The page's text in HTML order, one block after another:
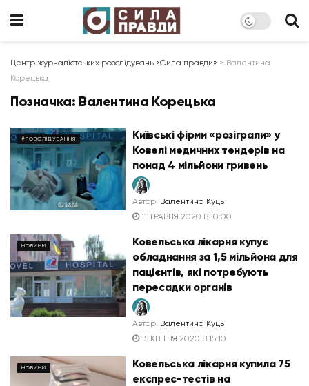
Центр журналістських розслідувань «Сила правди» > Валентина
Корецька
Позначка: Валентина Корецька
#РОЗСЛІДУВАННЯ
Київські фірми «розіграли» у
Ковелі медичних тендерів на
понад 4 мільйони гривень
Автор: Валентина Куць
11 ТРАВНЯ 2020 В 10:00
НОВИНИ
Ковельська лікарня купує
обладнання за 1,5 мільйона для
пацієнтів, які потребують
пересадки органів
Автор: Валентина Куць
15 КВІТНЯ 2020 В 15:10
НОВИНИ
Ковельська лікарня купила 75
експрес-тестів на